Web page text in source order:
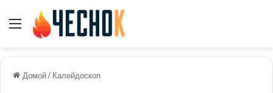
Меню
Домой / Калейдоскоп